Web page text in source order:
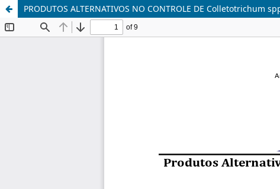
PRODUTOS ALTERNATIVOS NO CONTROLE DE Colletotrichum